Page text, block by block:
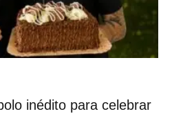
inédito para celebrar